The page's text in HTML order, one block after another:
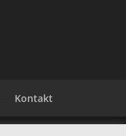
Kontakt